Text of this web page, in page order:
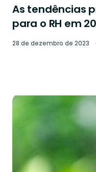
As tendências
para o RH em
28 de dezembro de 2023